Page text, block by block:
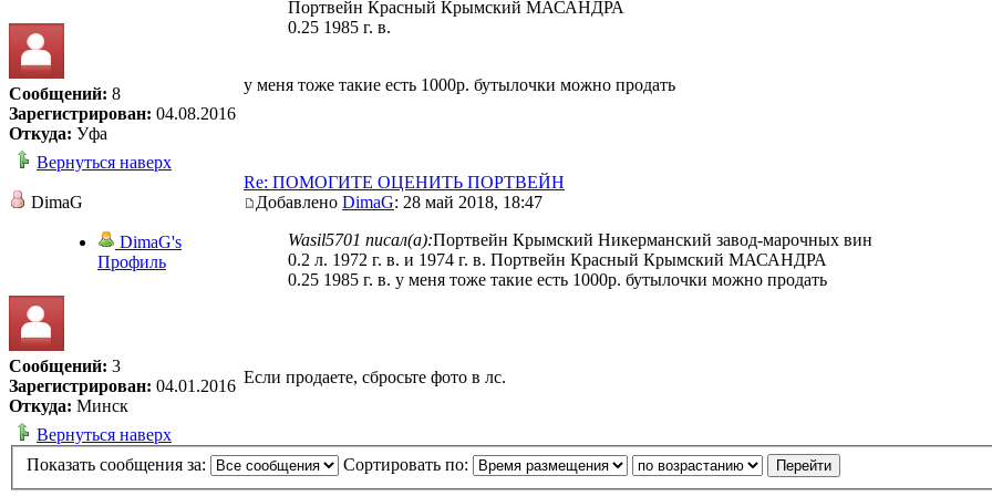
Сообщений: 8
Зарегистрирован: 04.08.2016
Откуда: Уфа
Портвейн Красный Крымский МАСАНДРА
0.25 1985 г. в.
у меня тоже такие есть 1000р. бутылочки можно продать
Вернуться наверх
DimaG
DimaG's
Профиль
Сообщений: 3
Зарегистрирован: 04.01.2016
Откуда: Минск
Re: ПОМОГИТЕ ОЦЕНИТЬ ПОРТВЕЙН
Добавлено DimaG: 28 май 2018, 18:47
Wasil5701 писал(а):Портвейн Крымский Никерманский завод-марочных вин
0.2 л. 1972 г. в. и 1974 г. в. Портвейн Красный Крымский МАСАНДРА
0.25 1985 г. в. у меня тоже такие есть 1000р. бутылочки можно продать
Если продаете, сбросьте фото в лс.
Вернуться наверх
Показать сообщения за:
Сортировать по: